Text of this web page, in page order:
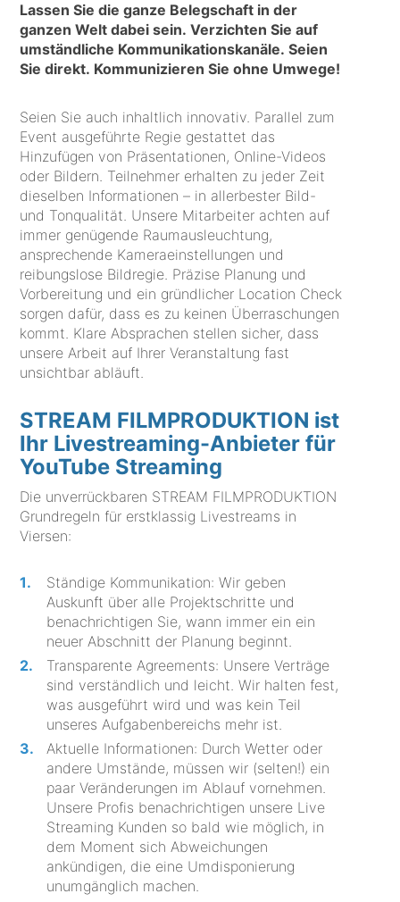
Lassen Sie die ganze Belegschaft in der
ganzen Welt dabei sein. Verzichten Sie auf
umständliche Kommunikationskanäle. Seien
Sie direkt. Kommunizieren Sie ohne Umwege!
Seien Sie auch inhaltlich innovativ. Parallel zum
Event ausgeführte Regie gestattet das
Hinzufügen von Präsentationen, Online-Videos
oder Bildern. Teilnehmer erhalten zu jeder Zeit
dieselben Informationen – in allerbester Bild-
und Tonqualität. Unsere Mitarbeiter achten auf
immer genügende Raumausleuchtung,
ansprechende Kameraeinstellungen und
reibungslose Bildregie. Präzise Planung und
Vorbereitung und ein gründlicher Location Check
sorgen dafür, dass es zu keinen Überraschungen
kommt. Klare Absprachen stellen sicher, dass
unsere Arbeit auf Ihrer Veranstaltung fast
unsichtbar abläuft.
STREAM FILMPRODUKTION ist
Ihr Livestreaming-Anbieter für
YouTube Streaming
Die unverrückbaren STREAM FILMPRODUKTION
Grundregeln für erstklassig Livestreams in
Viersen:
Ständige Kommunikation: Wir geben
Auskunft über alle Projektschritte und
benachrichtigen Sie, wann immer ein ein
neuer Abschnitt der Planung beginnt.
Transparente Agreements: Unsere Verträge
sind verständlich und leicht. Wir halten fest,
was ausgeführt wird und was kein Teil
unseres Aufgabenbereichs mehr ist.
Aktuelle Informationen: Durch Wetter oder
andere Umstände, müssen wir (selten!) ein
paar Veränderungen im Ablauf vornehmen.
Unsere Profis benachrichtigen unsere Live
Streaming Kunden so bald wie möglich, in
dem Moment sich Abweichungen
ankündigen, die eine Umdisponierung
unumgänglich machen.